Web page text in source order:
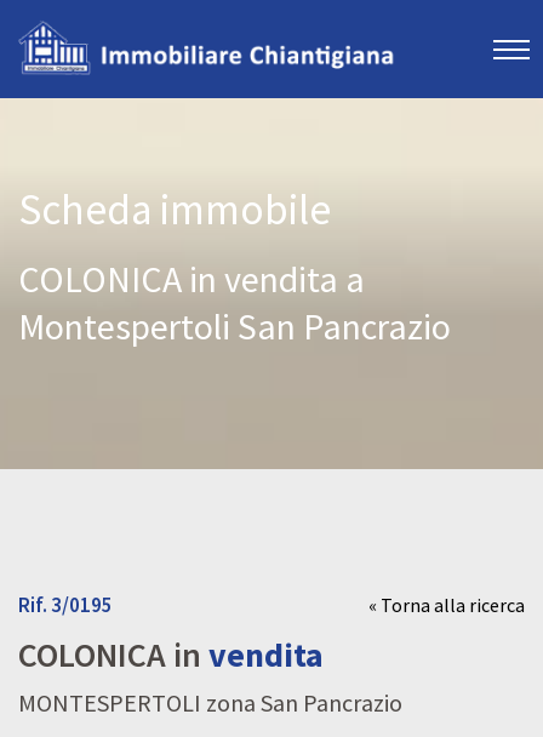
Scheda immobile
COLONICA in vendita a
Montespertoli San Pancrazio
« Torna alla ricerca
Rif. 3/0195
COLONICA in vendita
MONTESPERTOLI zona San Pancrazio